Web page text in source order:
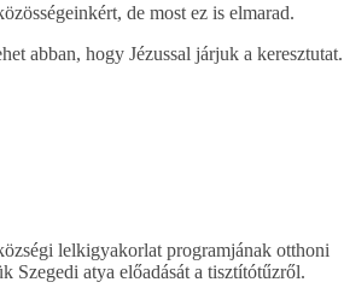
de most ez is elmarad.
abban, hogy Jézussal járjuk a keresztutat.
lelkigyakorlat programjának otthoni
Szegedi atya előadását a tisztítótűzről.